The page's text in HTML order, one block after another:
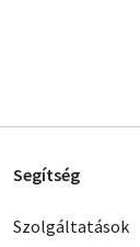
Segítség
Szolgáltatások